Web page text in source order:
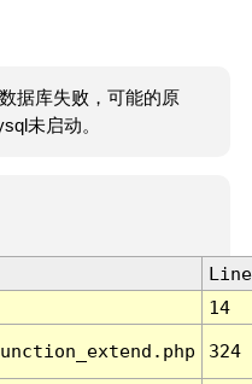
据库失败，可能的原
未启动。
Line
14
324